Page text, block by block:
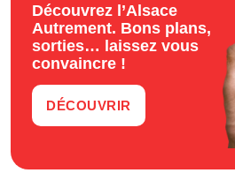
Découvrez l’Alsace
Autrement. Bons plans,
sorties… laissez vous
convaincre !
DÉCOUVRIR